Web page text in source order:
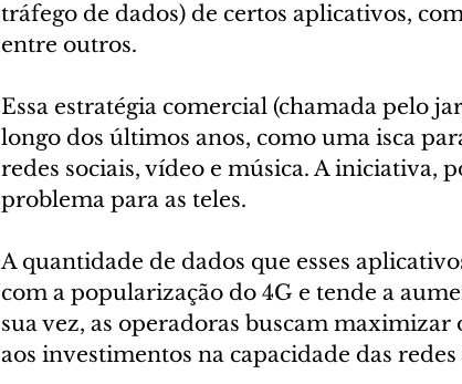
tráfego de dados) de certos aplicativos,
entre outros.
Essa estratégia comercial (chamada pelo
longo dos últimos anos, como uma isca
redes sociais, vídeo e música. A iniciativa,
problema para as teles.
A quantidade de dados que esses
com a popularização do 4G e tende a
sua vez, as operadoras buscam
aos investimentos na capacidade das